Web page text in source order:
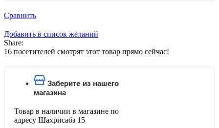
Сравнить
Добавить в список желаний
Share:
16 посетителей смотрят этот товар прямо сейчас!
Заберите из нашего
магазина
Товар в наличии в магазине по
адресу Шахрисабз 15